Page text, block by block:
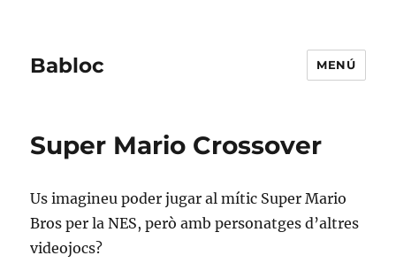
Babloc MENÚ
Super Mario Crossover
Us imagineu poder jugar al mític Super Mario
Bros per la NES, però amb personatges d’altres
videojocs?